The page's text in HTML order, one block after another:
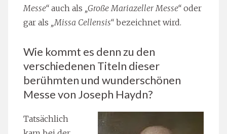
Messe“ auch als „Große Mariazeller Messe“ oder
gar als „Missa Cellensis“ bezeichnet wird.
Wie kommt es denn zu den
verschiedenen Titeln dieser
berühmten und wunderschönen
Messe von Joseph Haydn?
Tatsächlich